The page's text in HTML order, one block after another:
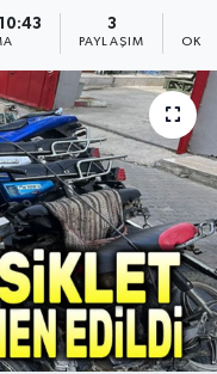
3
PAYLAŞIM